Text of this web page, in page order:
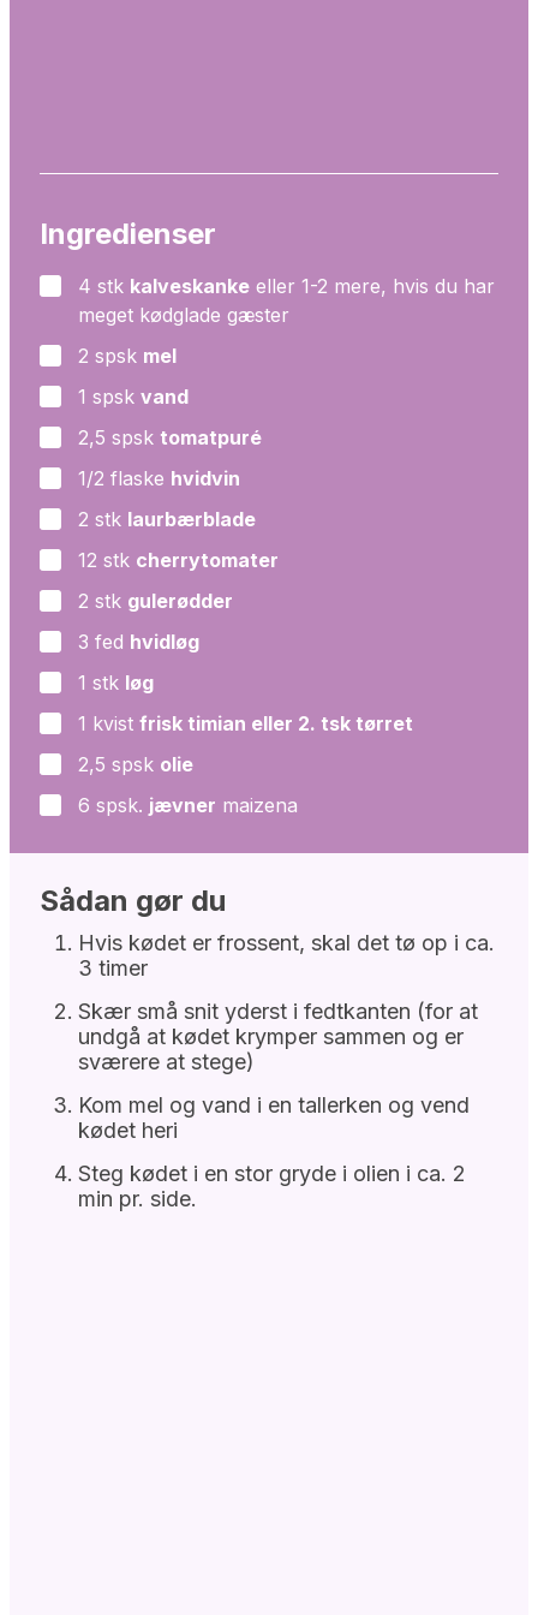
Ingredienser
▢
4 stk kalveskanke eller 1-2 mere, hvis du har
meget kødglade gæster
▢
2 spsk mel
▢
1 spsk vand
▢
2,5 spsk tomatpuré
▢
1/2 flaske hvidvin
▢
2 stk laurbærblade
▢
12 stk cherrytomater
▢
2 stk gulerødder
▢
3 fed hvidløg
▢
1 stk løg
▢
1 kvist frisk timian eller 2. tsk tørret
▢
2,5 spsk olie
▢
6 spsk. jævner maizena
Sådan gør du
Hvis kødet er frossent, skal det tø op i ca.
3 timer
Skær små snit yderst i fedtkanten (for at
undgå at kødet krymper sammen og er
sværere at stege)
Kom mel og vand i en tallerken og vend
kødet heri
Steg kødet i en stor gryde i olien i ca. 2
min pr. side.